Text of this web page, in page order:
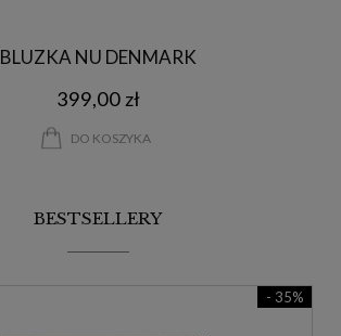
BLUZKA NU DENMARK
399,00 zł
DO KOSZYKA
BESTSELLERY
- 35%